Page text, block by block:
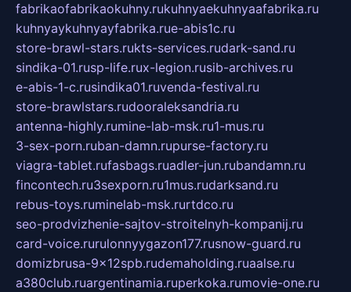
fabrikaofabrikaokuhny.rukuhnyaekuhnyaafabrika.ru
kuhnyaykuhnyayfabrika.rue-abis1c.ru
store-brawl-stars.rukts-services.rudark-sand.ru
sindika-01.rusp-life.rux-legion.rusib-archives.ru
e-abis-1-c.rusindika01.ruvenda-festival.ru
store-brawlstars.rudooraleksandria.ru
antenna-highly.rumine-lab-msk.ru1-mus.ru
3-sex-porn.ruban-damn.rupurse-factory.ru
viagra-tablet.rufasbags.ruadler-jun.rubandamn.ru
fincontech.ru3sexporn.ru1mus.rudarksand.ru
rebus-toys.ruminelab-msk.rurtdco.ru
seo-prodvizhenie-sajtov-stroitelnyh-kompanij.ru
card-voice.rurulonnyygazon177.rusnow-guard.ru
domizbrusa-9x12spb.rudemaholding.ruaalse.ru
a380club.ruargentinamia.ruperkoka.rumovie-one.ru